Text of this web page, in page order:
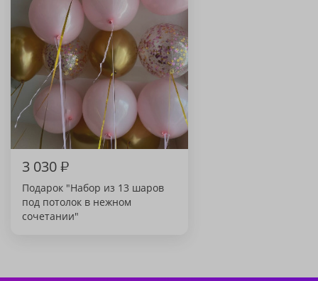
3 030₽
Подарок "Набор из 13 шаров
под потолок в нежном
сочетании"